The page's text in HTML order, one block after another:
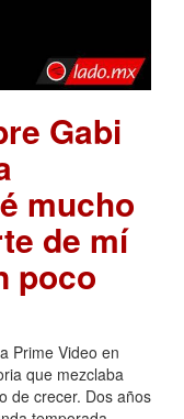
Gabi
mucho
de mí
poco
Prime Video en
que mezclaba
de crecer. Dos años